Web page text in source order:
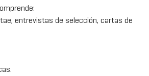
entrevistas de selección, cartas de